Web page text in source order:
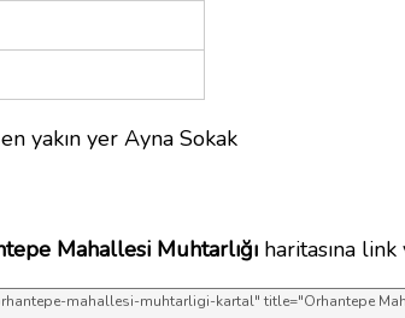
en yakın yer Ayna Sokak
Mahallesi Muhtarlığıharitasına